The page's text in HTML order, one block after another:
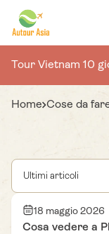
Tour Vietnam 10
Home Cose da
18 maggio 2026
Cosa vedere a